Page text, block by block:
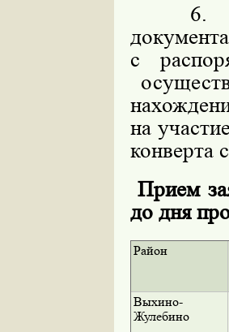
6.
с
на
конверта
Прием
до дня
Район
Выхино-
Жулебино